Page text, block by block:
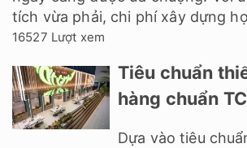
tích vừa phải, chi phí xây dựng
16527 Lượt xem
Tiêu chuẩn
hàng chuẩn
Dựa vào tiêu